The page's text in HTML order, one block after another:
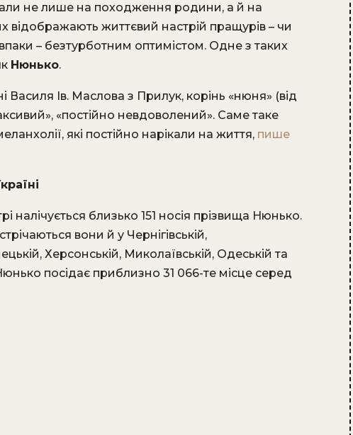
не лише на походження родини, а й на
відображають життєвий настрій пращурів – чи
­– безтурботним оптимістом. Одне з таких
Нюнько.
Василя Ів. Маслова з Прилук, корінь «нюня» (від
«постійно невдоволений». Саме таке
які постійно нарікали на життя, пише
налічується близько 151 носія прізвища Нюнько.
вони й у Чернігівській,
Херсонській, Миколаївській, Одеській та
посідає приблизно 31 066-те місце серед